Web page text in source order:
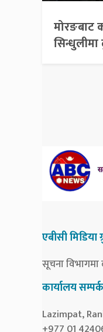
मोरङबाट
एबीसी मिडिया
सूचना विभागमा
कार्यालय सम्पर्क
Lazimpat,